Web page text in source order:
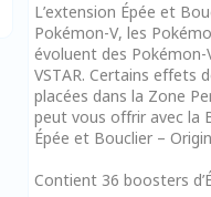
L’extension Épée et
Pokémon-V, les
évoluent des Pokémon-
VSTAR. Certains effets
placées dans la Zone
peut vous offrir avec la
Épée et Bouclier –
Contient 36 boosters